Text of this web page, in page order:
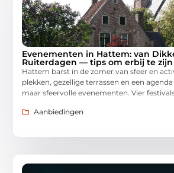
Evenementen in Hattem: van
Ruiterdagen — tips om erbij te zijn
Hattem barst in de zomer van sfeer en
plekken, gezellige terrassen en een
maar sfeervolle evenementen. Vier
Aanbiedingen